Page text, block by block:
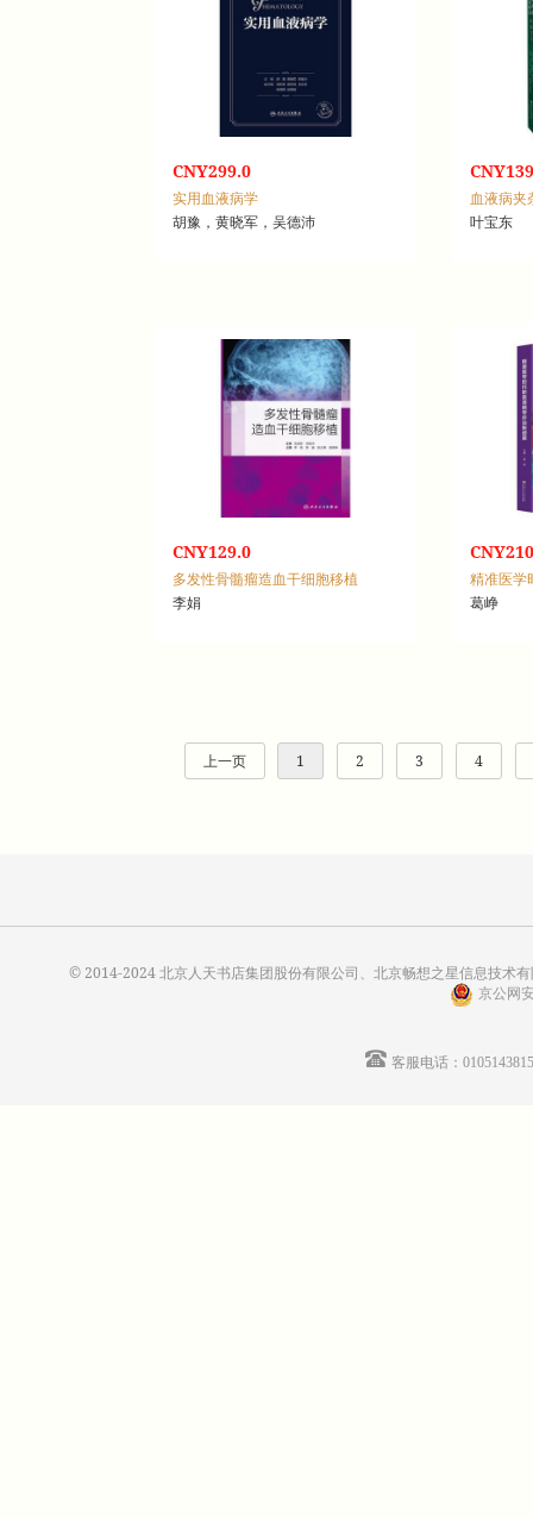
CNY299.0
实用血液病学
胡豫，黄晓军，吴德沛
叶宝东
CNY129.0
多发性骨髓瘤造血干细胞移植
李娟
葛峥
上一页 1 2 3 4
© 2014-2024 北京人天书店集团股份有限公司、北京畅想之星信息技术
京公网
客服电话：